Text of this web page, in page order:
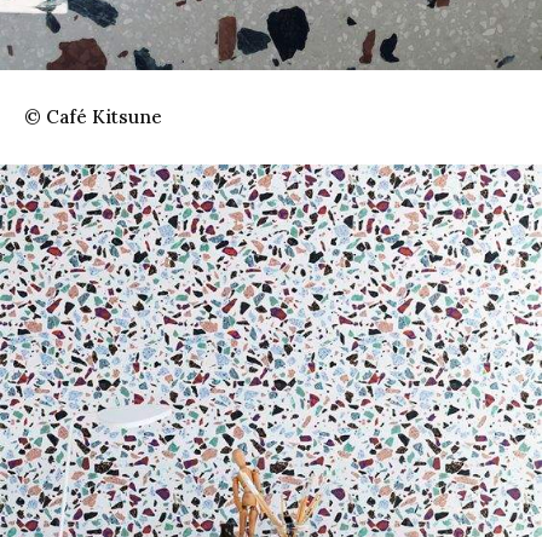
© Café Kitsune